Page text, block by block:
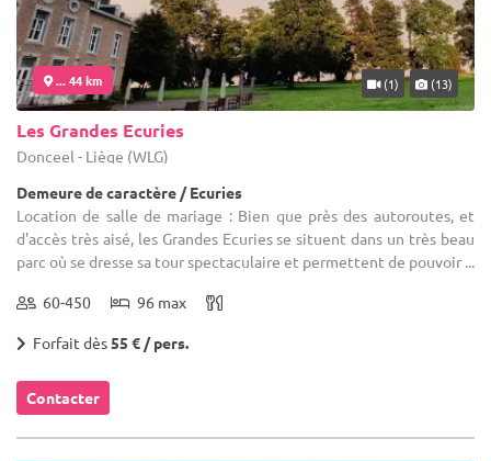
... 44 km (1) (13)
Les Grandes Ecuries
Donceel - Liège (WLG)
Demeure de caractère / Ecuries
Location de salle de mariage : Bien que près des autoroutes, et
d'accès très aisé, les Grandes Ecuries se situent dans un très beau
parc où se dresse sa tour spectaculaire et permettent de pouvoir ...
60-450 96 max
Forfait dès55 € / pers.
Contacter